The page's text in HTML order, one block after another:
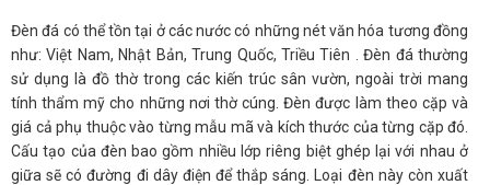
Đèn đá có thể tồn tại ở các nước có những nét văn hóa tương đồng
như: Việt Nam, Nhật Bản, Trung Quốc, Triều Tiên . Đèn đá thường
sử dụng là đồ thờ trong các kiến trúc sân vườn, ngoài trời mang
tính thẩm mỹ cho những nơi thờ cúng. Đèn được làm theo cặp và
giá cả phụ thuộc vào từng mẫu mã và kích thước của từng cặp đó.
Cấu tạo của đèn bao gồm nhiều lớp riêng biệt ghép lại với nhau ở
giữa sẽ có đường đi dây điện để thắp sáng. Loại đèn này còn xuất